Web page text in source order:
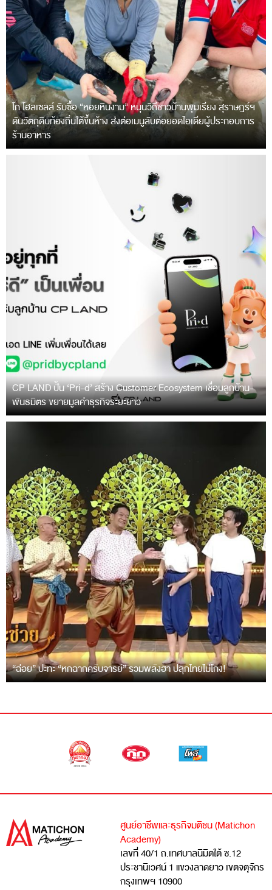
โก โฮลเซลล์ รับซื้อ “หอยหินงาม” หนุนวิถีชาวบ้านพุมเรียง สุราษฎร์ฯ
ดันวัตถุดิบท้องถิ่นใต้ขึ้นห้าง ส่งต่อเมนูลับต่อยอดไอเดียผู้ประกอบการ
ร้านอาหาร
CP LAND ปั้น ‘Pri-d’ สร้าง Customer Ecosystem เชื่อมลูกบ้าน-
พันธมิตร ขยายมูลค่าธุรกิจระยะยาว
“ฉ่อย” ปะทะ “หกฉากครับจารย์” รวมพลังฮา ปลุกไทยไม่โกง!
ศูนย์อาชีพและธุรกิจมติชน (Matichon
Academy)
เลขที่ 40/1 ถ.เทศบาลนิมิตใต้ ซ.12
ประชานิเวศน์ 1 แขวงลาดยาว เขตจตุจักร
กรุงเทพฯ 10900